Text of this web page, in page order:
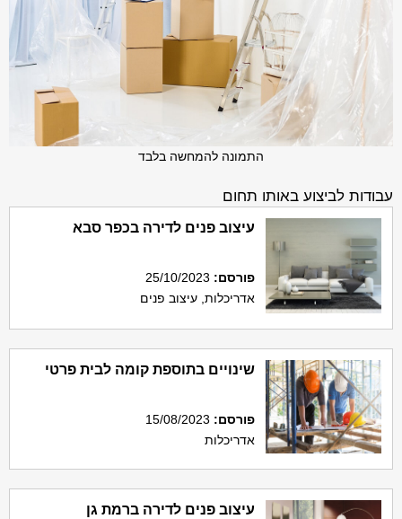
התמונה להמחשה בלבד
עבודות לביצוע באותו תחום
עיצוב פנים לדירה בכפר סבא
פורסם:
אדריכלות, עיצוב פנים
שינויים בתוספת קומה לבית פרטי
פורסם:
אדריכלות
עיצוב פנים לדירה ברמת גן